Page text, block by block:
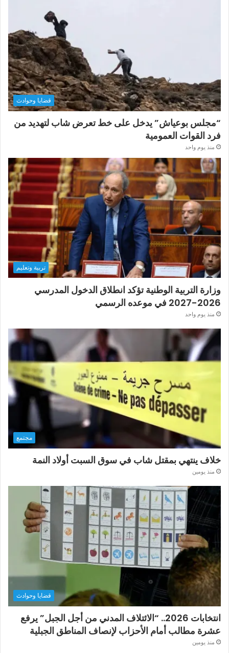
قضايا وحوادث
“مجلس بوعياش” يدخل على خط تعرض شاب لتهديد من
فرد القوات العمومية
منذ يوم واحد
تربية وتعليم
وزارة التربية الوطنية تؤكد انطلاق الدخول المدرسي
2026-2027 في موعده الرسمي
منذ يوم واحد
مجتمع
خلاف ينتهي بمقتل شاب في سوق السبت أولاد النمة
منذ يومين
قضايا وحوادث
انتخابات 2026.. “الائتلاف المدني من أجل الجبل” يرفع
عشرة مطالب أمام الأحزاب لإنصاف المناطق الجبلية
منذ يومين